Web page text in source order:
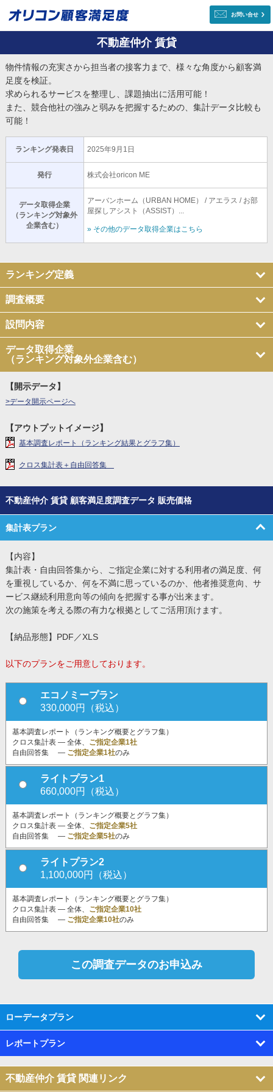
お問い合せ
不動産仲介 賃貸
物件情報の充実さから担当者の接客力まで、様々な角度から顧客満
足度を検証。
求められるサービスを整理し、課題抽出に活用可能！
また、競合他社の強みと弱みを把握するための、集計データ比較も
可能！
ランキング発表日 2025年9月1日
発行 株式会社oricon ME
データ取得企業
（ランキング対象外
企業含む）
アーバンホーム（URBAN HOME） / アエラス / お部
屋探しアシスト（ASSIST）...
» その他のデータ取得企業はこちら
ランキング定義
調査概要
設問内容
データ取得企業
（ランキング対象外企業含む）
【開示データ】
>データ開示ページへ
【アウトプットイメージ】
基本調査レポート（ランキング結果とグラフ集）
クロス集計表＋自由回答集
不動産仲介 賃貸 顧客満足度調査データ 販売価格
集計表プラン
【内容】
集計表・自由回答集から、ご指定企業に対する利用者の満足度、何
を重視しているか、何を不満に思っているのか、他者推奨意向、サ
ービス継続利用意向等の傾向を把握する事が出来ます。
次の施策を考える際の有力な根拠としてご活用頂けます。
【納品形態】PDF／XLS
以下のプランをご用意しております。
エコノミープラン
330,000円（税込）
基本調査レポート（ランキング概要とグラフ集）
クロス集計表 ― 全体、 ご指定企業1社
自由回答集 ― ご指定企業1社のみ
ライトプラン1
660,000円（税込）
基本調査レポート（ランキング概要とグラフ集）
クロス集計表 ― 全体、 ご指定企業5社
自由回答集 ― ご指定企業5社のみ
ライトプラン2
1,100,000円（税込）
基本調査レポート（ランキング概要とグラフ集）
クロス集計表 ― 全体、 ご指定企業10社
自由回答集 ― ご指定企業10社のみ
ローデータプラン
レポートプラン
不動産仲介 賃貸 関連リンク